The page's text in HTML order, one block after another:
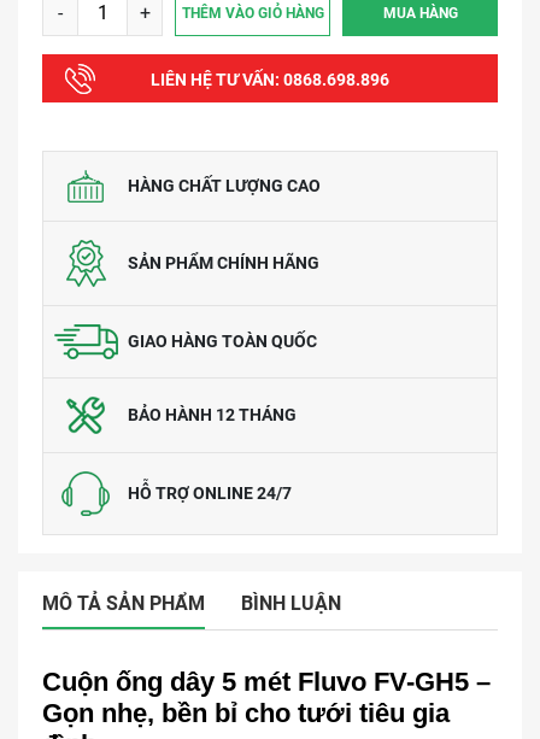
- + THÊM VÀO GIỎ HÀNG MUA HÀNG
LIÊN HỆ TƯ VẤN: 0868.698.896
HÀNG CHẤT LƯỢNG CAO
SẢN PHẨM CHÍNH HÃNG
GIAO HÀNG TOÀN QUỐC
BẢO HÀNH 12 THÁNG
HỖ TRỢ ONLINE 24/7
MÔ TẢ SẢN PHẨM BÌNH LUẬN
Cuộn ống dây 5 mét Fluvo FV-GH5 –
Gọn nhẹ, bền bỉ cho tưới tiêu gia